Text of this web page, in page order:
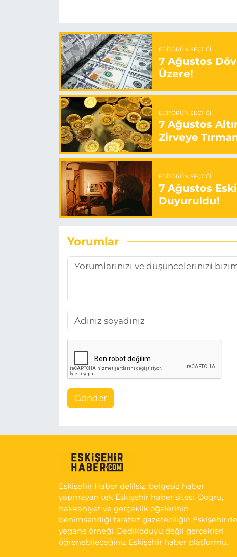
EDITÖRÜN SEÇTIĞI
7 Ağustos
Üzere!
EDITÖRÜN SEÇTIĞI
7 Ağustos
Zirveye
EDITÖRÜN SEÇTIĞI
7 Ağustos
Duyuruldu!
Yorumlar
Gönder
Eskişehir Haber delilsiz, belgesiz haber
yapmayan tek Eskişehir haber sitesi. Doğru,
hakkaniyet ve gerçeklik öğelerinin
benimsendiği tarafsız gazeteciliğin Eskişehir'de
yegane örneği. Dedikoduyu değil gerçekleri
öğrenebileceğiniz Eskişehir haber platformu.